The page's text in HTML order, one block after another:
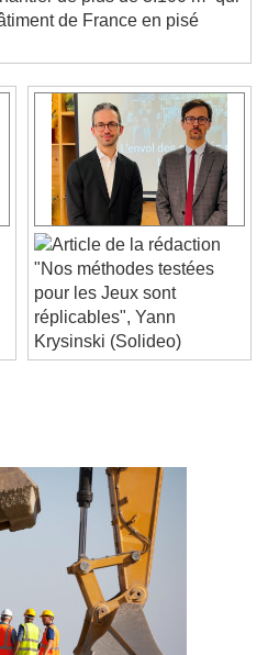
de plus de 3.100 m² qui
de France en pisé
"Nos méthodes testées
pour les Jeux sont
réplicables", Yann
Krysinski (Solideo)